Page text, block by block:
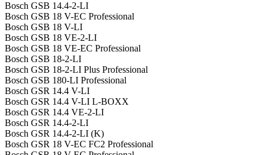
Bosch GSB 14.4-2-LI
Bosch GSB 18 V-EC Professional
Bosch GSB 18 V-LI
Bosch GSB 18 VE-2-LI
Bosch GSB 18 VE-EC Professional
Bosch GSB 18-2-LI
Bosch GSB 18-2-LI Plus Professional
Bosch GSB 180-LI Professional
Bosch GSR 14.4 V-LI
Bosch GSR 14.4 V-LI L-BOXX
Bosch GSR 14.4 VE-2-LI
Bosch GSR 14.4-2-LI
Bosch GSR 14.4-2-LI (K)
Bosch GSR 18 V-EC FC2 Professional